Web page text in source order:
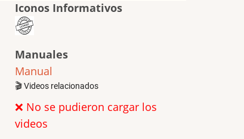
Iconos Informativos
Manuales
Manual
🎬 Videos relacionados
❌ No se pudieron cargar los
videos